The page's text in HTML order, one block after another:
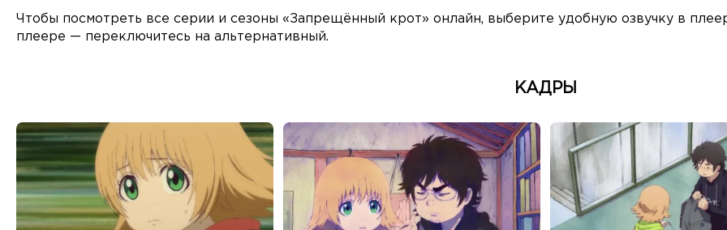
Чтобы посмотреть все серии и сезоны «Запрещённый крот» онлайн, выберите удобную озвучку в
плеере — переключитесь на альтернативный.
КАДРЫ